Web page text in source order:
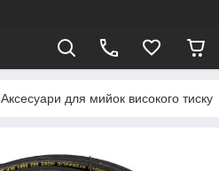
Аксесуари для мийок високого тиску